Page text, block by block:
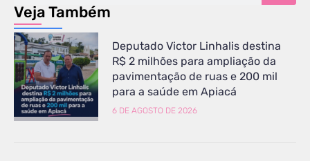
Veja Também
Deputado Victor Linhalis destina
R$ 2 milhões para ampliação da
pavimentação de ruas e 200 mil
para a saúde em Apiacá
6 DE AGOSTO DE 2026